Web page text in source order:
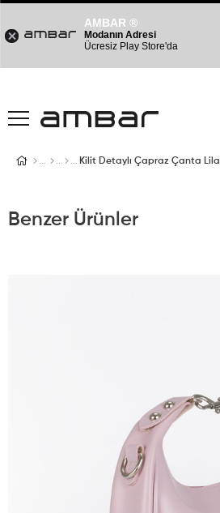
Kilit Detaylı Çapraz Çanta Lila
Benzer Ürünler
AMBAR ®
Modanın Adresi
Ücresiz Play Store'da